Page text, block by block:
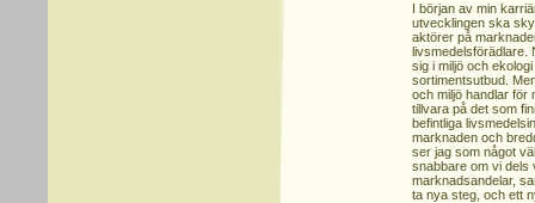
I början av min
utvecklingen ska
aktörer på
livsmedelsförädlare.
sig i miljö och
sortimentsutbud.
och miljö handlar för
tillvara på det som
befintliga
marknaden och
ser jag som något
snabbare om vi dels
marknadsandelar,
ta nya steg, och ett